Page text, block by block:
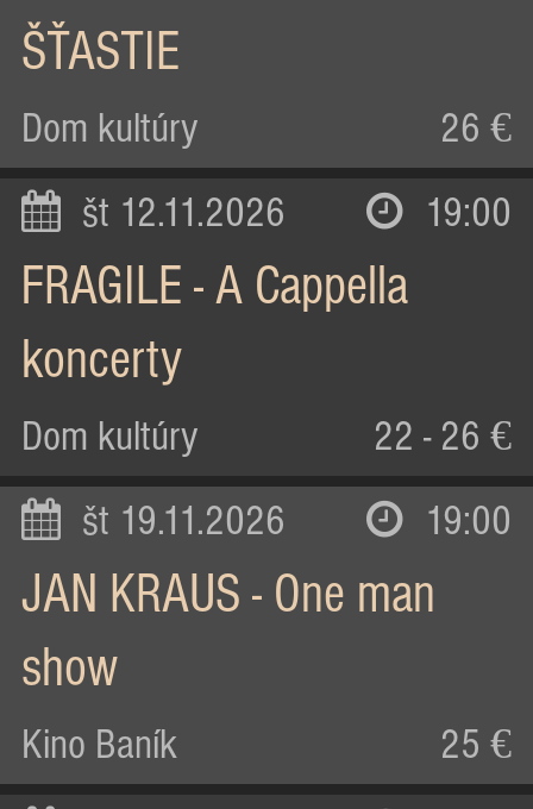
ŠŤASTIE
Dom kultúry 26 €
št 12.11.2026 19:00
FRAGILE - A Cappella
koncerty
Dom kultúry 22 - 26 €
št 19.11.2026 19:00
JAN KRAUS - One man
show
Kino Baník 25 €